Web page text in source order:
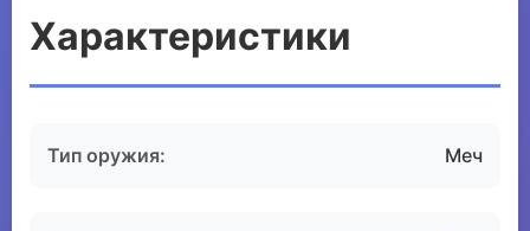
Характеристики
Тип оружия: Меч